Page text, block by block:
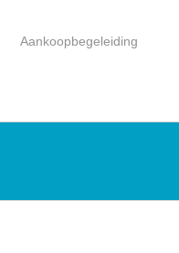
Aankoopbegeleiding